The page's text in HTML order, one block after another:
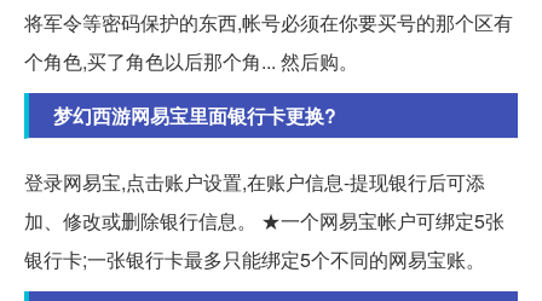
将军令等密码保护的东西,帐号必须在你要买号的那个区有
个角色,买了角色以后那个角... 然后购。
梦幻西游网易宝里面银行卡更换?
登录网易宝,点击账户设置,在账户信息-提现银行后可添
加、修改或删除银行信息。 ★一个网易宝帐户可绑定5张
银行卡;一张银行卡最多只能绑定5个不同的网易宝账。